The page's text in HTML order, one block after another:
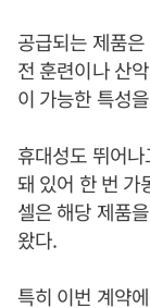
공급되는 제품
전 훈련이나 산
이 가능한 특성
휴대성도 뛰어
돼 있어 한 번 가
셀은 해당 제품
왔다.
특히 이번 계약